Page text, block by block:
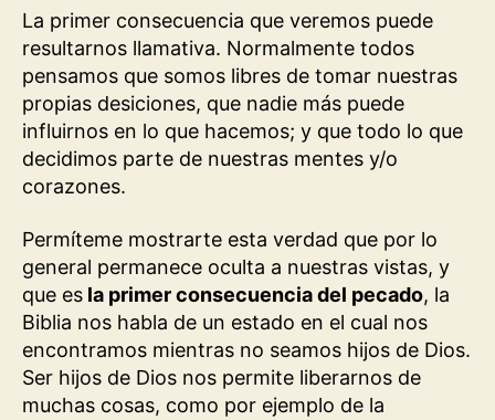
La primer consecuencia que veremos puede
resultarnos llamativa. Normalmente todos
pensamos que somos libres de tomar nuestras
propias desiciones, que nadie más puede
influirnos en lo que hacemos; y que todo lo que
decidimos parte de nuestras mentes y/o
corazones.
Permíteme mostrarte esta verdad que por lo
general permanece oculta a nuestras vistas, y
que es la primer consecuencia del pecado, la
Biblia nos habla de un estado en el cual nos
encontramos mientras no seamos hijos de Dios.
Ser hijos de Dios nos permite liberarnos de
muchas cosas, como por ejemplo de la